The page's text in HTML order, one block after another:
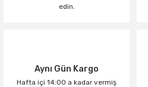
edin.
Aynı Gün Kargo
Hafta içi 14:00 a kadar vermiş